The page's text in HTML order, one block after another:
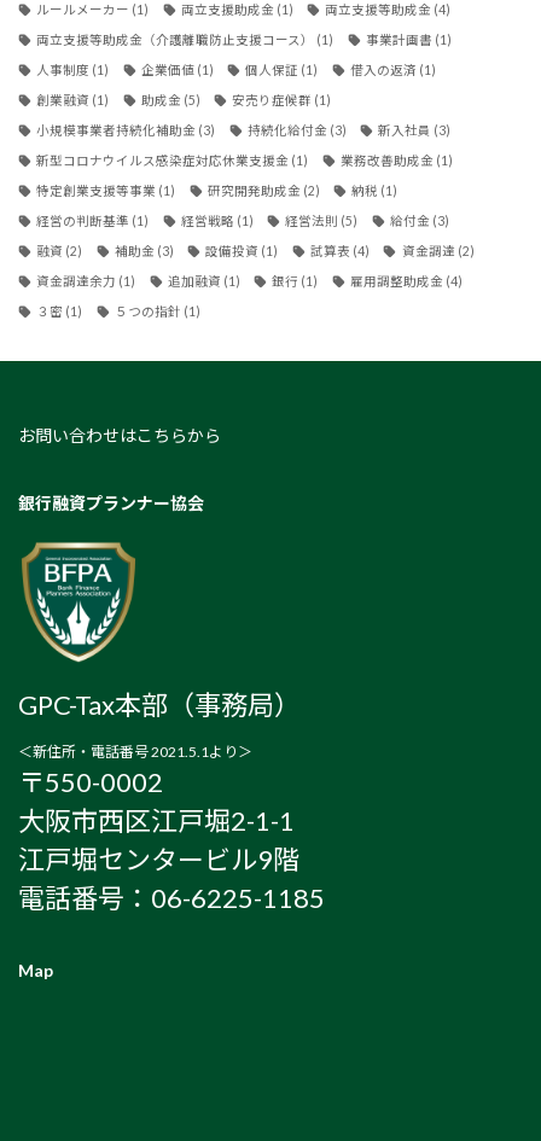
ルールメーカー (1) 両立支援助成金 (1) 両立支援等助成金 (4)
両立支援等助成金（介護離職防止支援コース） (1) 事業計画書 (1)
人事制度 (1) 企業価値(1) 個人保証 (1) 借入の返済 (1)
創業融資 (1) 助成金 (5) 安売り症候群 (1)
小規模事業者持続化補助金 (3) 持続化給付金 (3) 新入社員 (3)
新型コロナウイルス感染症対応休業支援金 (1) 業務改善助成金 (1)
特定創業支援等事業 (1) 研究開発助成金 (2) 納税 (1)
経営の判断基準 (1) 経営戦略 (1) 経営法則 (5) 給付金 (3)
融資 (2) 補助金 (3) 設備投資 (1) 試算表 (4) 資金調達 (2)
資金調達余力 (1) 追加融資 (1) 銀行 (1) 雇用調整助成金 (4)
３密 (1) ５つの指針 (1)
お問い合わせはこちらから
銀行融資プランナー協会
GPC-Tax本部（事務局）
＜新住所・電話番号 2021.5.1より＞
〒550-0002
大阪市西区江戸堀2-1-1
江戸堀センタービル9階
電話番号：06-6225-1185
Map